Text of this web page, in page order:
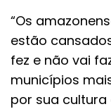
“Os
estão
fez e não vai
municípios
por sua